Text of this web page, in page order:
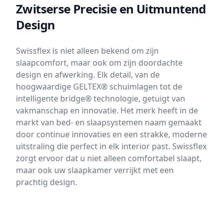
Zwitserse Precisie en Uitmuntend
Design
Swissflex is niet alleen bekend om zijn
slaapcomfort, maar ook om zijn doordachte
design en afwerking. Elk detail, van de
hoogwaardige GELTEX® schuimlagen tot de
intelligente bridge® technologie, getuigt van
vakmanschap en innovatie. Het merk heeft in de
markt van bed- en slaapsystemen naam gemaakt
door continue innovaties en een strakke, moderne
uitstraling die perfect in elk interior past. Swissflex
zorgt ervoor dat u niet alleen comfortabel slaapt,
maar ook uw slaapkamer verrijkt met een
prachtig design.